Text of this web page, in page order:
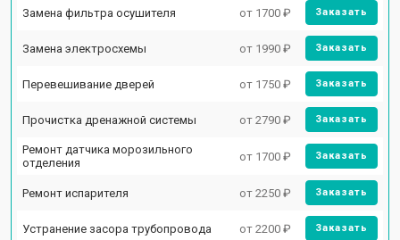
Замена фильтра осушителя от 1700 ₽ Заказать
Замена электросхемы от 1990 ₽ Заказать
Перевешивание дверей от 1750 ₽ Заказать
Прочистка дренажной системы от 2790 ₽ Заказать
Ремонт датчика морозильного
отделения
от 1700 ₽ Заказать
Ремонт испарителя от 2250 ₽ Заказать
Устранение засора трубопровода от 2200 ₽ Заказать